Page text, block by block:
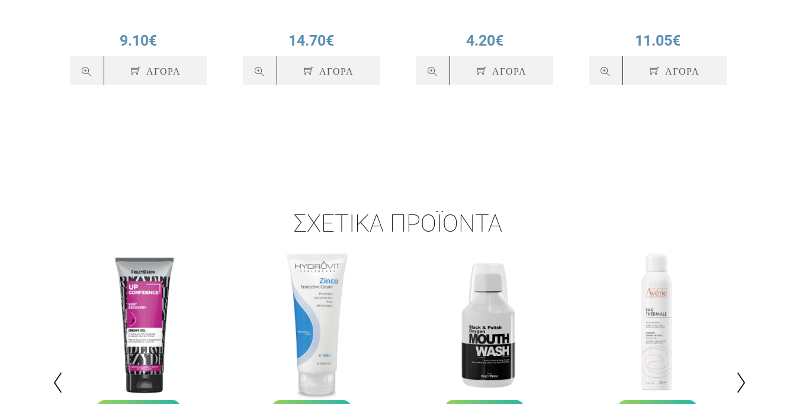
9.10€
ΑΓΟΡΑ
14.70€
ΑΓΟΡΑ
4.20€
ΑΓΟΡΑ
11.05€
ΑΓΟΡΑ
ΣΧΕΤΙΚΆ ΠΡΟΪΌΝΤΑ